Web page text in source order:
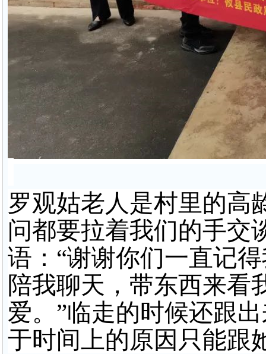
罗观姑老人是村里的高
问都要拉着我们的手交
语：“谢谢你们一直记
陪我聊天，带东西来看
爱。”临走的时候还跟
于时间上的原因只能跟